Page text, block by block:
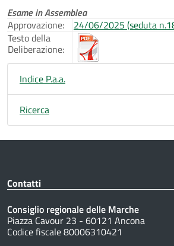
Esame in Assemblea
Approvazione:
24/06/2025 (seduta
Testo della
Deliberazione:
Indice P.a.a.
Ricerca
Contatti
Consiglio regionale delle Marche
Piazza Cavour 23 - 60121 Ancona
Codice fiscale 80006310421